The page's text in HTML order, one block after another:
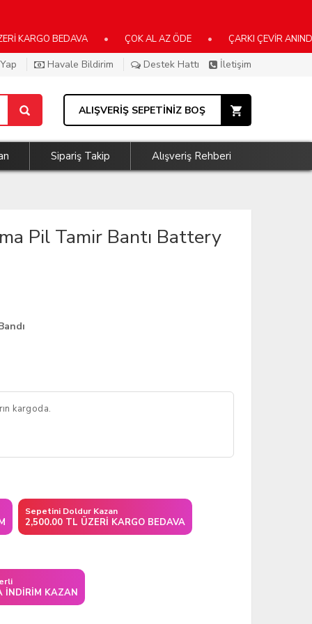
BEDAVA • ÇOK AL AZ ÖDE • ÇARKI ÇEVİR ANINDA
Havale Bildirim Destek Hattı İletişim
ALIŞVERİŞ SEPETİNİZ BOŞ
Sipariş Takip Alışveriş Rehberi
Pil Tamir Bantı Battery
kargoda.
Sepetini Doldur Kazan
2,500.00 TL ÜZERI KARGO BEDAVA
İNDIRIM KAZAN